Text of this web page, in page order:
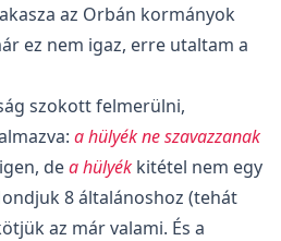
az Orbán kormányok
ez nem igaz, erre utaltam a
szokott felmerülni,
a hülyék ne szavazzanak
dea hülyék kitétel nem egy
8 általánoshoz (tehát
az már valami. És a